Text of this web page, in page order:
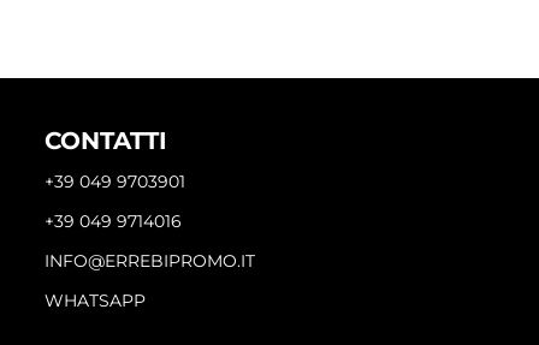
CONTATTI
+39 049 9703901
+39 049 9714016
INFO@ERREBIPROMO.IT
WHATSAPP